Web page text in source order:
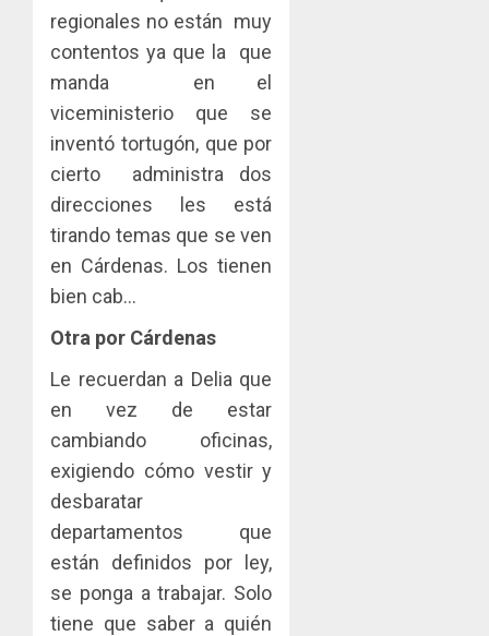
regionales no están muy
contentos ya que la que
manda en el
viceministerio que se
inventó tortugón, que por
cierto administra dos
direcciones les está
tirando temas que se ven
en Cárdenas. Los tienen
bien cab…
Otra por Cárdenas
Le recuerdan a Delia que
en vez de estar
cambiando oficinas,
exigiendo cómo vestir y
desbaratar
departamentos que
están definidos por ley,
se ponga a trabajar. Solo
tiene que saber a quién